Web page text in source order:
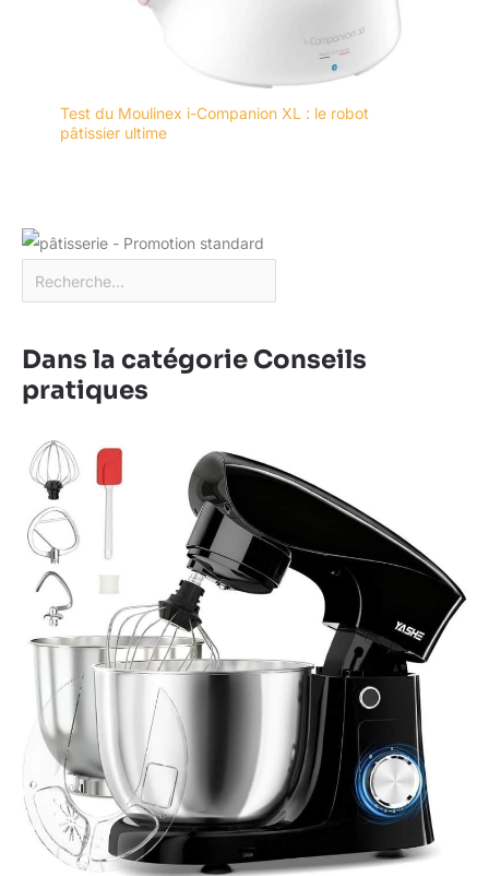
Test du Moulinex i-Companion XL : le robot
pâtissier ultime
Dans la catégorie Conseils
pratiques